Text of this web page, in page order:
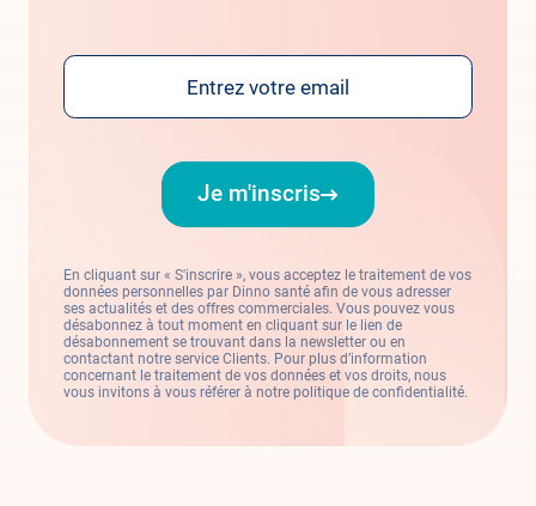
Email
Je m'inscris
En cliquant sur « S'inscrire », vous acceptez le traitement de vos
données personnelles par Dinno santé afin de vous adresser
ses actualités et des offres commerciales. Vous pouvez vous
désabonnez à tout moment en cliquant sur le lien de
désabonnement se trouvant dans la newsletter ou en
contactant notre service Clients. Pour plus d’information
concernant le traitement de vos données et vos droits, nous
vous invitons à vous référer à notre politique de confidentialité.